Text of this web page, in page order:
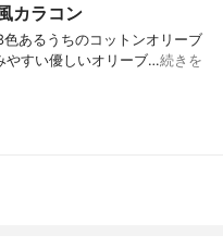
カラコン
あるうちのコットンオリーブ
やすい優しいオリーブ…続きを